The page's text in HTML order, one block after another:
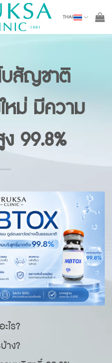
THAI
บสัญชาติ
หม่ มีความ
99.8%
ไร?
าง?